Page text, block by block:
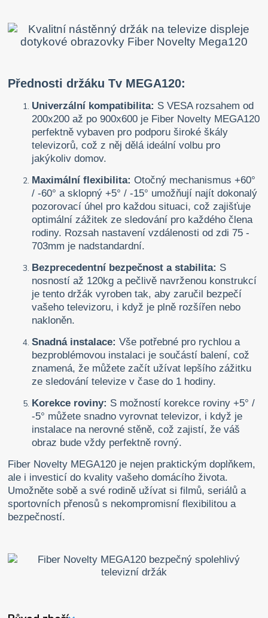
Přednosti držáku Tv MEGA120:
Univerzální kompatibilita: S VESA rozsahem od
200x200 až po 900x600 je Fiber Novelty MEGA120
perfektně vybaven pro podporu široké škály
televizorů, což z něj dělá ideální volbu pro
jakýkoliv domov.
Maximální flexibilita: Otočný mechanismus +60°
/ -60° a sklopný +5° / -15° umožňují najít dokonalý
pozorovací úhel pro každou situaci, což zajišťuje
optimální zážitek ze sledování pro každého člena
rodiny. Rozsah nastavení vzdálenosti od zdi 75 -
703mm je nadstandardní.
Bezprecedentní bezpečnost a stabilita: S
nosností až 120kg a pečlivě navrženou konstrukcí
je tento držák vyroben tak, aby zaručil bezpečí
vašeho televizoru, i když je plně rozšířen nebo
nakloněn.
Snadná instalace: Vše potřebné pro rychlou a
bezproblémovou instalaci je součástí balení, což
znamená, že můžete začít užívat lepšího zážitku
ze sledování televize v čase do 1 hodiny.
Korekce roviny: S možností korekce roviny +5° /
-5° můžete snadno vyrovnat televizor, i když je
instalace na nerovné stěně, což zajistí, že váš
obraz bude vždy perfektně rovný.
Fiber Novelty MEGA120 je nejen praktickým doplňkem,
ale i investicí do kvality vašeho domácího života.
Umožněte sobě a své rodině užívat si filmů, seriálů a
sportovních přenosů s nekompromisní flexibilitou a
bezpečností.